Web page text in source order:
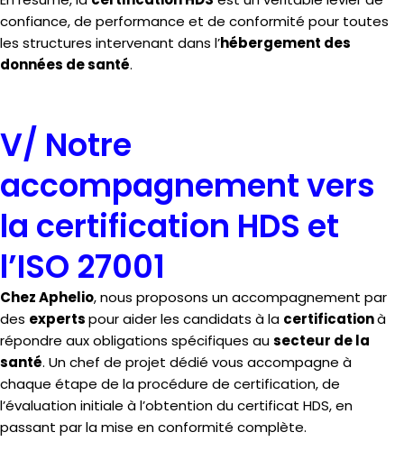
confiance, de performance et de conformité pour toutes
les structures intervenant dans l’hébergement des
données de santé.
V/ Notre
accompagnement vers
la certification HDS et
l’ISO 27001
Chez Aphelio, nous proposons un accompagnement par
des expertspour aider les candidats à la certificationà
répondre aux obligations spécifiques ausecteur de la
santé. Un chef de projet dédié vous accompagne à
chaque étape de la procédure de certification, de
l’évaluation initiale à l’obtention du certificat HDS, en
passant par la mise en conformité complète.